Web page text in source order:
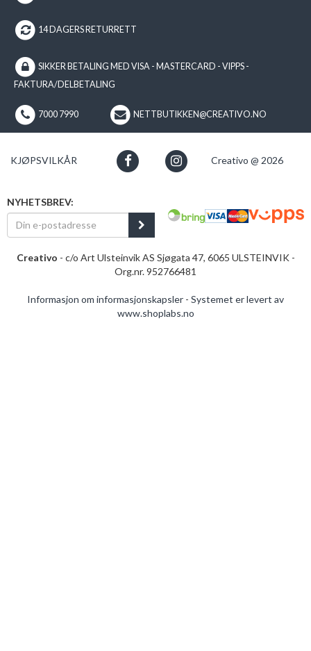
14 DAGERS RETURRETT
SIKKER BETALING MED VISA - MASTERCARD - VIPPS -
FAKTURA/DELBETALING
7000 7990 NETTBUTIKKEN@CREATIVO.NO
KJØPSVILKÅR Creativo @ 2026
NYHETSBREV:
Creativo - c/o Art Ulsteinvik AS Sjøgata 47, 6065 ULSTEINVIK -
Org.nr. 952766481
Informasjon om informasjonskapsler - Systemet er levert av
www.shoplabs.no